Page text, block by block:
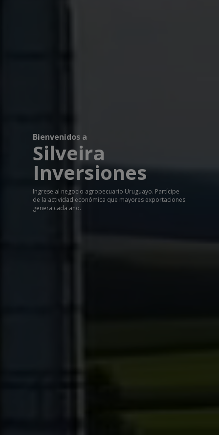
Bienvenidos a
Silveira
Inversiones
Ingrese al negocio agropecuario Uruguayo. Partícipe
de la actividad económica que mayores exportaciones
genera cada año.